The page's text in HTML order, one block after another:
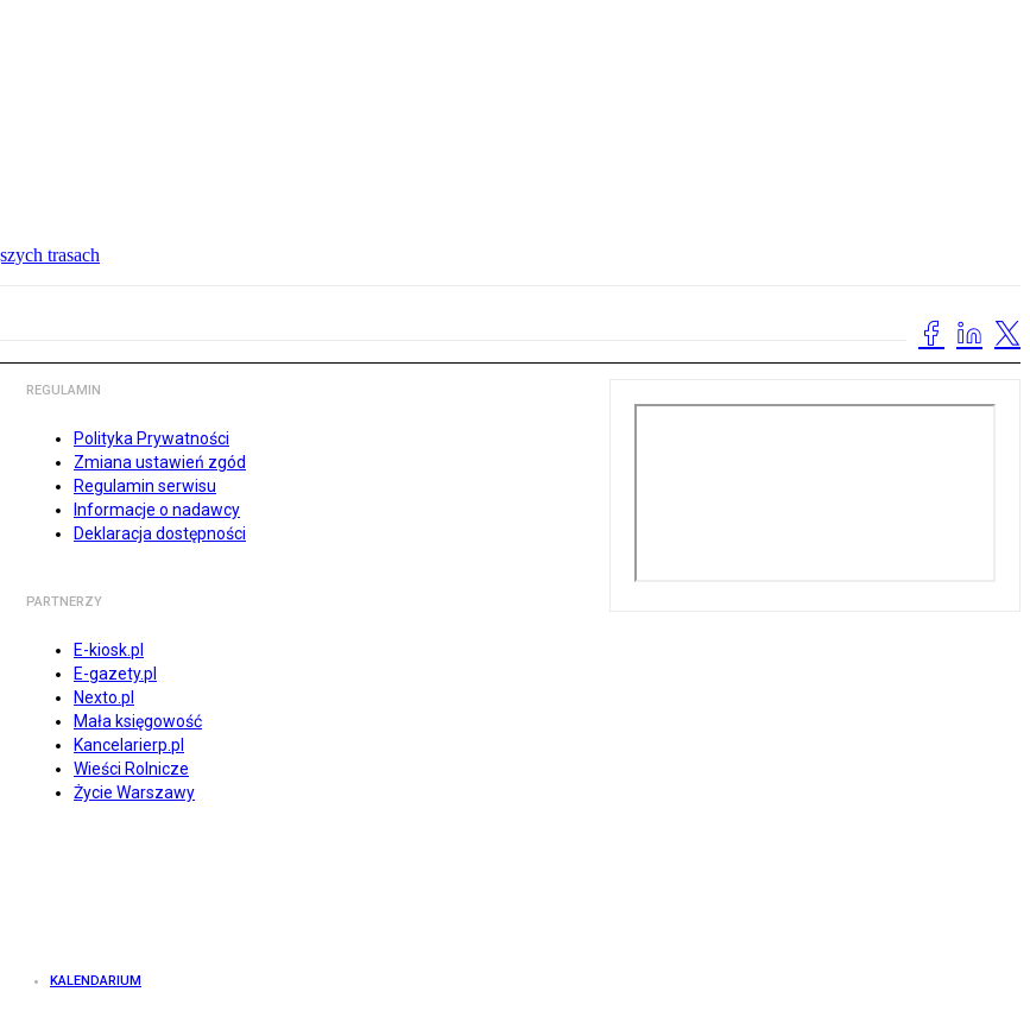
trasach
REGULAMIN
Polityka Prywatności
Zmiana ustawień zgód
Regulamin serwisu
Informacje o nadawcy
Deklaracja dostępności
PARTNERZY
E-kiosk.pl
E-gazety.pl
Nexto.pl
Mała księgowość
Kancelarierp.pl
Wieści Rolnicze
Życie Warszawy
KALENDARIUM